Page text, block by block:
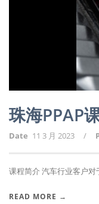
珠海PPAP
Date 11 3 月 2023 /
课程简介 汽车行业客户
READ MORE →